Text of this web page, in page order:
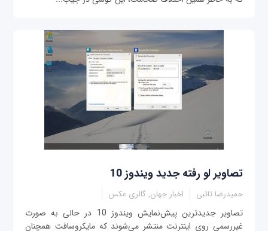
تصاویر لو رفته جدید ویندوز 10
حمیدرضا تائبی اخبار جهان, گالری عکس
تصاویر جدیدترین پیش‌نمایش ویندوز 10 در حالی به صورت
غیررسمی روی اینترنت منتشر می‌شوند که مایکروسافت همچنان